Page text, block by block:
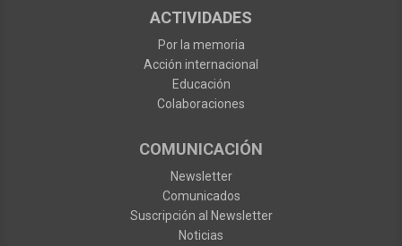
ACTIVIDADES
Por la memoria
Acción internacional
Educación
Colaboraciones
COMUNICACIÓN
Newsletter
Comunicados
Suscripción al Newsletter
Noticias